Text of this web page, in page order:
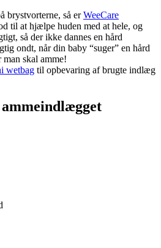
brystvorterne, så erWeeCare
til at hjælpe huden med at hele, og
så der ikke dannes en hård
ondt, når din baby “suger” en hård
man skal amme!
wetbag til opbevaring af brugte indlæg